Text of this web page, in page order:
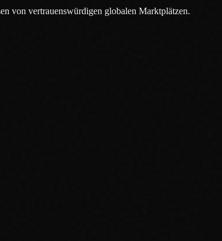
von vertrauenswürdigen globalen Marktplätzen.